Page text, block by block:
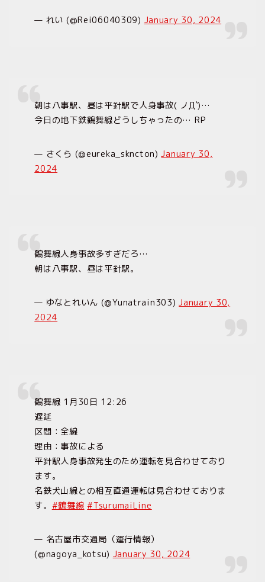
— れい (@Rei06040309) January 30, 2024
朝は八事駅、昼は平針駅で人身事故( ノД`)…
今日の地下鉄鶴舞線どうしちゃったの… RP
— さくら (@eureka_skncton)January 30,
2024
鶴舞線人身事故多すぎだろ…
朝は八事駅、昼は平針駅。
— ゆなとれいん (@Yunatrain303)January 30,
2024
鶴舞線 1月30日 12:26
遅延
区間：全線
理由：事故による
平針駅人身事故発生のため運転を見合わせており
ます。
名鉄犬山線との相互直通運転は見合わせておりま
す。 #鶴舞線 #TsurumaiLine
— 名古屋市交通局（運行情報）
(@nagoya_kotsu) January 30, 2024